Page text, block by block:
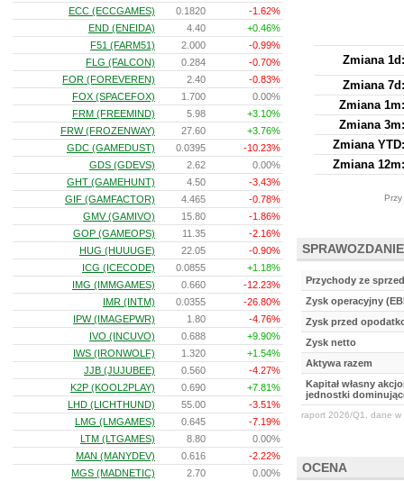
Zmiana 1d:
Zmiana 7d:
Zmiana 1m:
Zmiana 3m:
Zmiana YTD:
Zmiana 12m:
Przychody ze
Zysk operacyjny
Zysk przed
Zysk netto
Aktywa razem
Kapitał własny
jednostki
raport 2026/Q1, dane w
OCENA
ECC (ECCGAMES)
0.1820
-1.62%
END (ENEIDA)
4.40
+0.46%
F51 (FARM51)
2.000
-0.99%
FLG (FALCON)
0.284
-0.70%
FOR (FOREVEREN)
2.40
-0.83%
FOX (SPACEFOX)
1.700
0.00%
FRM (FREEMIND)
5.98
+3.10%
FRW (FROZENWAY)
27.60
+3.76%
GDC (GAMEDUST)
0.0395
-10.23%
GDS (GDEVS)
2.62
0.00%
GHT (GAMEHUNT)
4.50
-3.43%
GIF (GAMFACTOR)
4.465
-0.78%
GMV (GAMIVO)
15.80
-1.86%
GOP (GAMEOPS)
11.35
-2.16%
HUG (HUUUGE)
22.05
-0.90%
ICG (ICECODE)
0.0855
+1.18%
IMG (IMMGAMES)
0.660
-12.23%
IMR (INTM)
0.0355
-26.80%
IPW (IMAGEPWR)
1.80
-4.76%
IVO (INCUVO)
0.688
+9.90%
IWS (IRONWOLF)
1.320
+1.54%
JJB (JUJUBEE)
0.560
-4.27%
K2P (KOOL2PLAY)
0.690
+7.81%
LHD (LICHTHUND)
55.00
-3.51%
LMG (LMGAMES)
0.645
-7.19%
LTM (LTGAMES)
8.80
0.00%
MAN (MANYDEV)
0.616
-2.22%
MGS (MADNETIC)
2.70
0.00%